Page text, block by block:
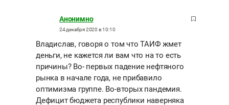
Анонимно
24 декабря 2020 в 10:10
Владислав, говоря о том что ТАИФ жмет
деньги, не кажется ли вам что на то есть
причины? Во- первых падение нефтяного
рынка в начале года, не прибавило
оптимизма группе. Во-вторых пандемия.
Дефицит бюджета республики наверняка